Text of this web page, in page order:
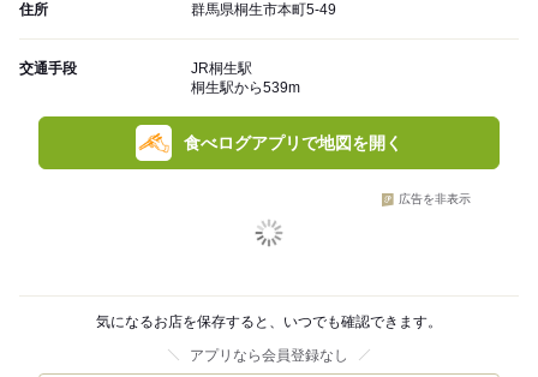
住所 群馬県桐生市本町5-49
交通手段
JR桐生駅
桐生駅から539m
食べログアプリで地図を開く
広告を非表示
気になるお店を保存すると、いつでも確認できます。
アプリなら会員登録なし